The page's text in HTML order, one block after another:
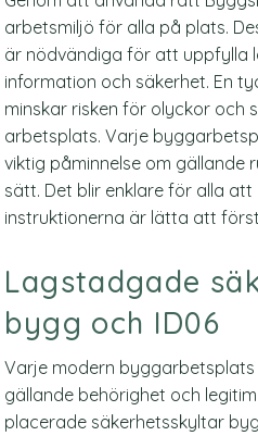
arbetsmiljö för alla på plats.
är nödvändiga för att uppfylla
information och säkerhet. En
minskar risken för olyckor och
arbetsplats. Varje
viktig påminnelse om gällande
sätt. Det blir enklare för alla
instruktionerna är lätta att
Lagstadgade
bygg och ID06
Varje modern
gällande behörighet och
placerade säkerhetsskyltar